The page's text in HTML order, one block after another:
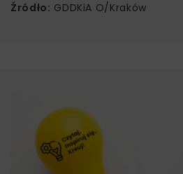
Źródło: GDDKiA O/Kraków